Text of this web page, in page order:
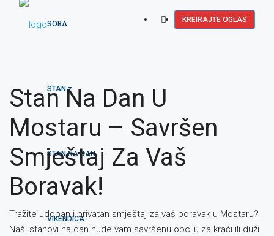
SOBA
STAN
STAN NA DAN
VIKENDICA
KREIRAJTE OGLAS
Stan Na Dan U
Mostaru – Savršen
Smještaj Za Vaš
Boravak!
Tražite udoban i privatan smještaj za vaš boravak u Mostaru?
Naši stanovi na dan nude vam savršenu opciju za kraći ili duži